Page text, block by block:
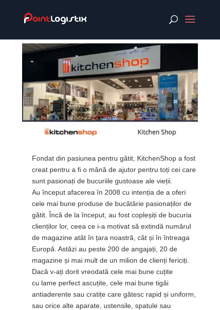
Fondat din pasiunea pentru gătit, KitchenShop a fost
creat pentru a fi o mână de ajutor pentru toți cei care
sunt pasionați de bucuriile gustoase ale vieții.
Au început afacerea în 2008 cu intenția de a oferi
cele mai bune produse de bucătărie pasionaților de
gătit. Încă de la început, au fost copleșiți de bucuria
clienților lor, ceea ce i-a motivat să extindă numărul
de magazine atât în țara noastră, cât și în întreaga
Europă. Astăzi au peste 200 de angajați, 20 de
magazine și mai mult de un milion de clienți fericiți.
Dacă v-ați dorit vreodată cele mai bune cuțite
cu lame perfect ascuțite, cele mai bune tigăi
antiaderente sau cratițe care gătesc rapid și uniform,
sau orice alte aparate, ustensile, spatule sau